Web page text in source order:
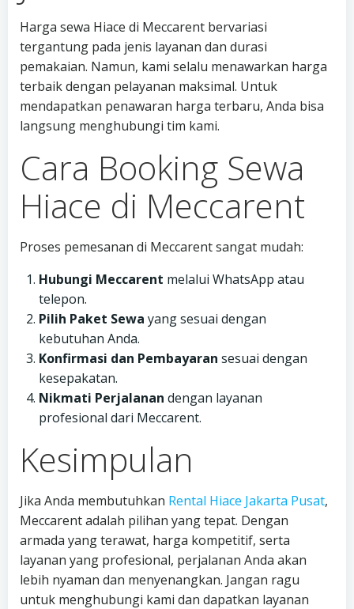
Harga sewa Hiace di Meccarent bervariasi
tergantung pada jenis layanan dan durasi
pemakaian. Namun, kami selalu menawarkan harga
terbaik dengan pelayanan maksimal. Untuk
mendapatkan penawaran harga terbaru, Anda bisa
langsung menghubungi tim kami.
Cara Booking Sewa
Hiace di Meccarent
Proses pemesanan di Meccarent sangat mudah:
Hubungi Meccarent melalui WhatsApp atau
telepon.
Pilih Paket Sewa yang sesuai dengan
kebutuhan Anda.
Konfirmasi dan Pembayaran sesuai dengan
kesepakatan.
Nikmati Perjalanan dengan layanan
profesional dari Meccarent.
Kesimpulan
Jika Anda membutuhkan Rental Hiace Jakarta Pusat,
Meccarent adalah pilihan yang tepat. Dengan
armada yang terawat, harga kompetitif, serta
layanan yang profesional, perjalanan Anda akan
lebih nyaman dan menyenangkan. Jangan ragu
untuk menghubungi kami dan dapatkan layanan